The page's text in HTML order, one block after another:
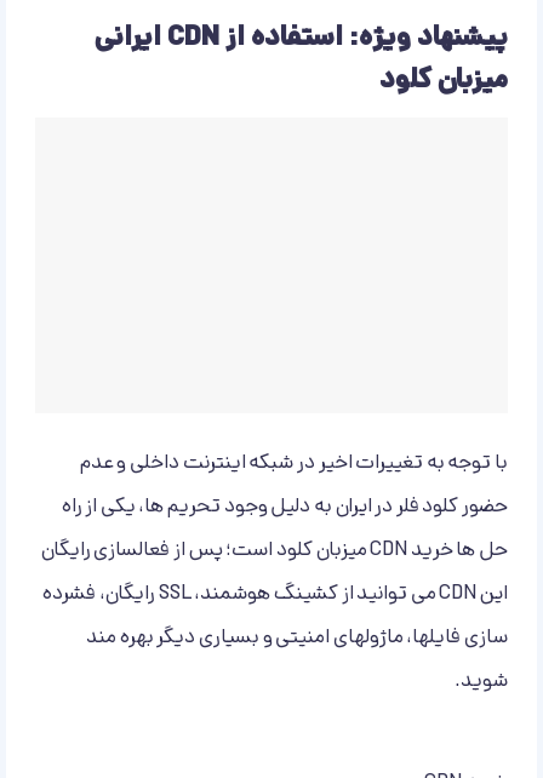
پیشنهاد ویژه: استفاده از CDN ایرانی
میزبان کلود
با توجه به تغییرات اخیر در شبکه اینترنت داخلی و عدم
حضور کلود فلر در ایران به دلیل وجود تحریم ها، یکی از راه
حل ها خرید CDN میزبان کلود است؛ پس از فعالسازی رایگان
این CDN می توانید از کشینگ هوشمند، SSL رایگان، فشرده
سازی فایلها، ماژولهای امنیتی و بسیاری دیگر بهره مند
شوید.